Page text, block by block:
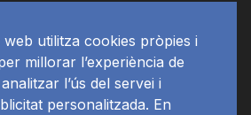
utilitza cookies pròpies i
millorar l’experiència de
l’ús del servei i
personalitzada. En